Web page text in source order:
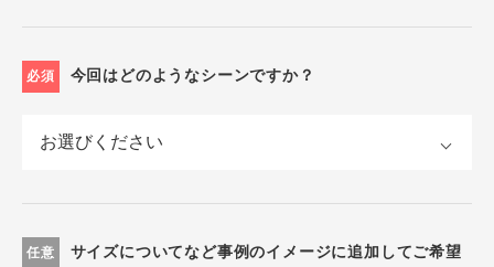
必須 今回はどのようなシーンですか？
任意
サイズについてなど事例のイメージに追加してご希望